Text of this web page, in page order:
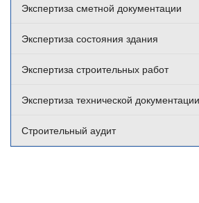
Экспертиза сметной документации
Экспертиза состояния здания
Экспертиза строительных работ
Экспертиза технической документации
Строительный аудит